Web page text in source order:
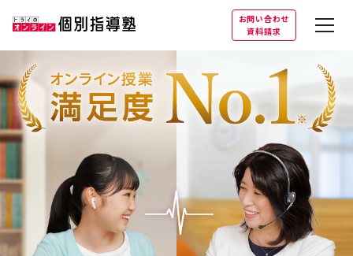
お問い合わせ
資料請求